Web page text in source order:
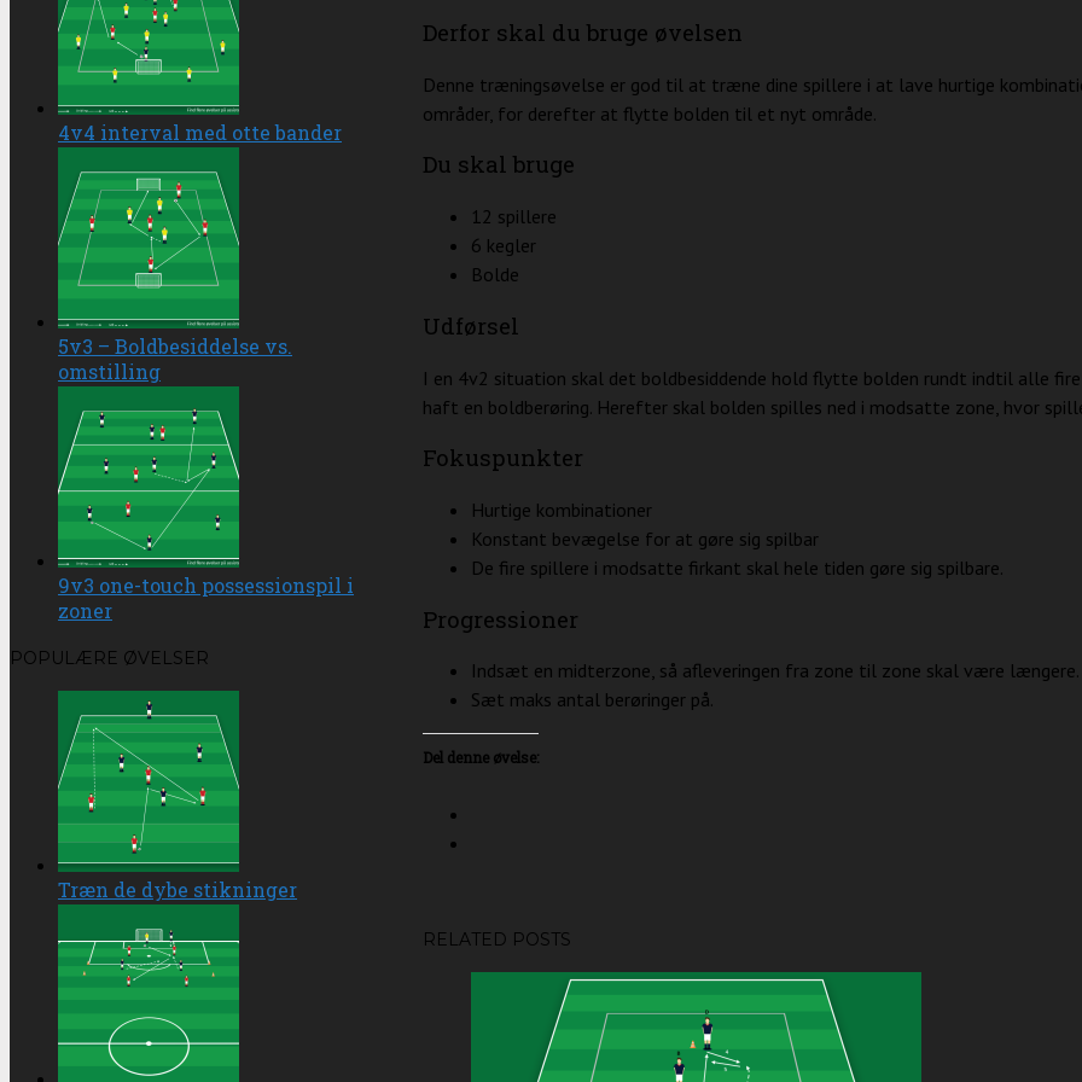
Derfor skal du bruge øvelsen
Denne træningsøvelse er god til at træne dine spillere i at lave hurtige
områder, for derefter at flytte bolden til et nyt område.
Du skal bruge
12 spillere
6 kegler
Bolde
Udførsel
I en 4v2 situation skal det boldbesiddende hold flytte bolden rundt indtil alle
haft en boldberøring. Herefter skal bolden spilles ned i modsatte zone, hvor
Fokuspunkter
Hurtige kombinationer
Konstant bevægelse for at gøre sig spilbar
De fire spillere i modsatte firkant skal hele tiden gøre sig spilbare.
Progressioner
Indsæt en midterzone, så afleveringen fra zone til zone skal være længere.
Sæt maks antal berøringer på.
Del denne øvelse:
RELATED POSTS
4v4 interval med otte bander
5v3 – Boldbesiddelse vs.
omstilling
9v3 one-touch possessionspil i
zoner
POPULÆRE ØVELSER
Træn de dybe stikninger